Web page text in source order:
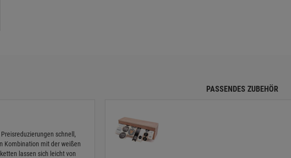
schnell,
Kombination mit der weißen
lassen sich leicht von
PASSENDES ZUBEHÖR